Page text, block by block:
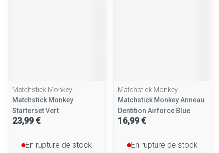
Matchstick Monkey
Matchstick Monkey
Starterset Vert
23,99 €
En rupture de stock
Matchstick Monkey
Matchstick Monkey Anneau
Dentition Airforce Blue
16,99 €
En rupture de stock